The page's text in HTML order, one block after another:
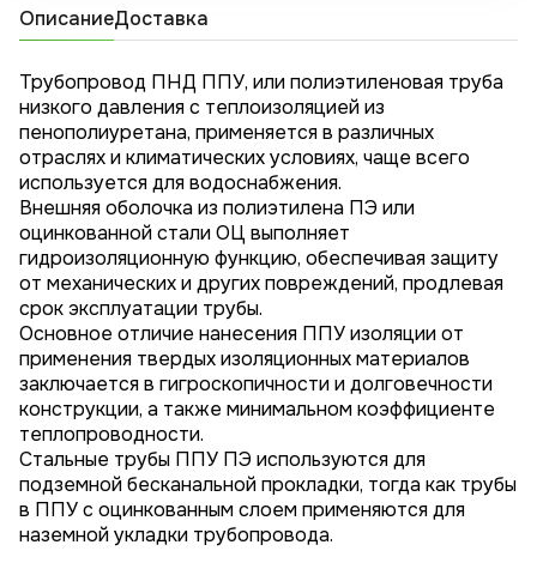
ОписаниеДоставка
Трубопровод ПНД ППУ, или полиэтиленовая труба
низкого давления с теплоизоляцией из
пенополиуретана, применяется в различных
отраслях и климатических условиях, чаще всего
используется для водоснабжения.
Внешняя оболочка из полиэтилена ПЭ или
оцинкованной стали ОЦ выполняет
гидроизоляционную функцию, обеспечивая защиту
от механических и других повреждений, продлевая
срок эксплуатации трубы.
Основное отличие нанесения ППУ изоляции от
применения твердых изоляционных материалов
заключается в гигроскопичности и долговечности
конструкции, а также минимальном коэффициенте
теплопроводности.
Стальные трубы ППУ ПЭ используются для
подземной бесканальной прокладки, тогда как трубы
в ППУ с оцинкованным слоем применяются для
наземной укладки трубопровода.